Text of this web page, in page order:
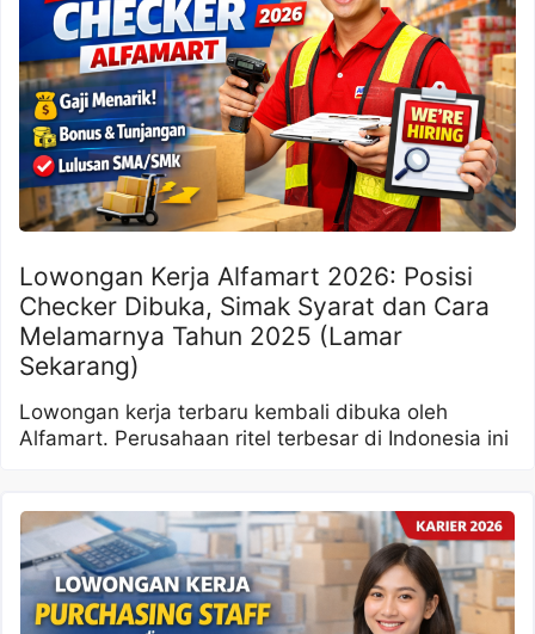
Lowongan Kerja Alfamart 2026: Posisi
Checker Dibuka, Simak Syarat dan Cara
Melamarnya Tahun 2025 (Lamar
Sekarang)
Lowongan kerja terbaru kembali dibuka oleh
Alfamart. Perusahaan ritel terbesar di Indonesia ini